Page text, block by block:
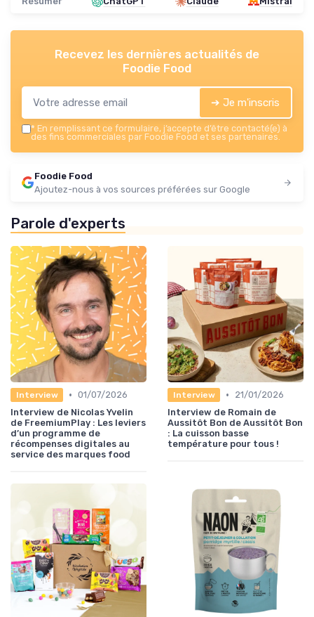
Recevez les dernières actualités de
Foodie Food
➔ Je m'inscris
* En remplissant ce formulaire, j’accepte d’être contacté(e) à
des fins commerciales par Foodie Food et ses partenaires.
Foodie Food
Ajoutez-nous à vos sources préférées sur Google
Parole d'experts
Interview • 01/07/2026
Interview de Nicolas Yvelin
de FreemiumPlay : Les leviers
d’un programme de
récompenses digitales au
service des marques food
Interview •
21/01/2026
Interview de Romain de
Aussitôt Bon de Aussitôt Bon
: La cuisson basse
température pour tous !